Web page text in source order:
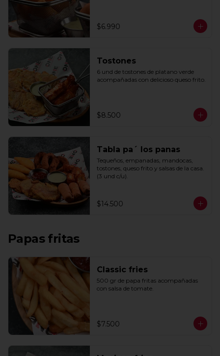
$6.990
Tostones
6 und de tostones de platano verde
acompañadas con delicioso queso frito.
$8.500
Tabla pa´ los panas
Tequeños, empanadas, mandocas,
tostones, queso frito y salsas de la casa.
(3 und c/u).
$14.500
Papas fritas
Classic fries
500 gr de papa fritas acompañadas
con salsa de tomate.
$7.500